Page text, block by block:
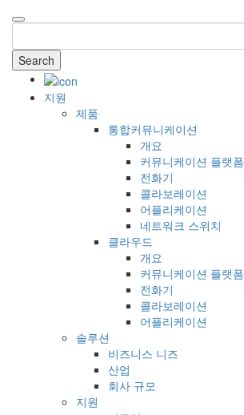
Search
지원
제품
통합커뮤니케이션
개요
커뮤니케이션 플랫폼
전화기
콜라보레이션
어플리케이션
네트워크 스위치
클라우드
개요
커뮤니케이션 플랫폼
전화기
콜라보레이션
어플리케이션
솔루션
비즈니스 니즈
산업
회사 규모
지원